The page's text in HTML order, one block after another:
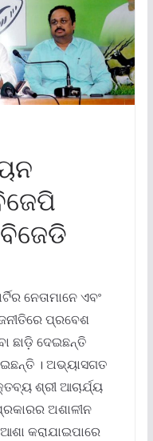
ନେତାମାନେ ଏବଂ
ପ୍ରବେଶ
ଛାଡ଼ି ଦେଇଛନ୍ତି
। ଅଭ୍ୟାସଗତ
ଶ୍ରୀ ଆଚାର୍ଯ୍ୟ
ଅଶାଳୀନ
କରାଯାଇପାରେ